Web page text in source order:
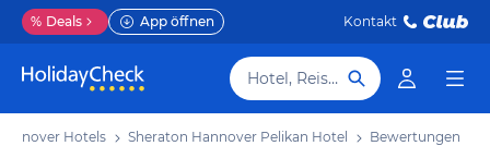
% Deals App öffnen Kontakt
Hotel, Reiseziel
Hotels Sheraton Hannover Pelikan Hotel Bewertungen